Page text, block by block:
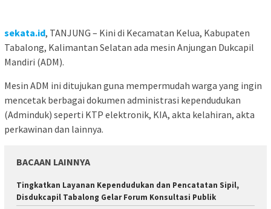
sekata.id, TANJUNG – Kini di Kecamatan Kelua, Kabupaten
Tabalong, Kalimantan Selatan ada mesin Anjungan Dukcapil
Mandiri (ADM).
Mesin ADM ini ditujukan guna mempermudah warga yang ingin
mencetak berbagai dokumen administrasi kependudukan
(Adminduk) seperti KTP elektronik, KIA, akta kelahiran, akta
perkawinan dan lainnya.
BACAAN LAINNYA
Tingkatkan Layanan Kependudukan dan Pencatatan Sipil,
Disdukcapil Tabalong Gelar Forum Konsultasi Publik